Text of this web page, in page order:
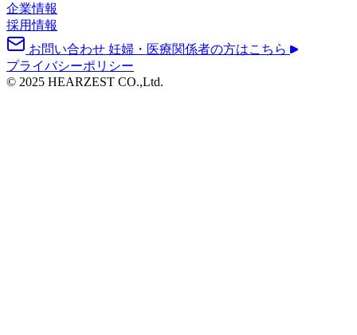
企業情報
採用情報
お問い合わせ 妊婦・医療関係者の方はこちら
プライバシーポリシー
© 2025 HEARZEST CO.,Ltd.